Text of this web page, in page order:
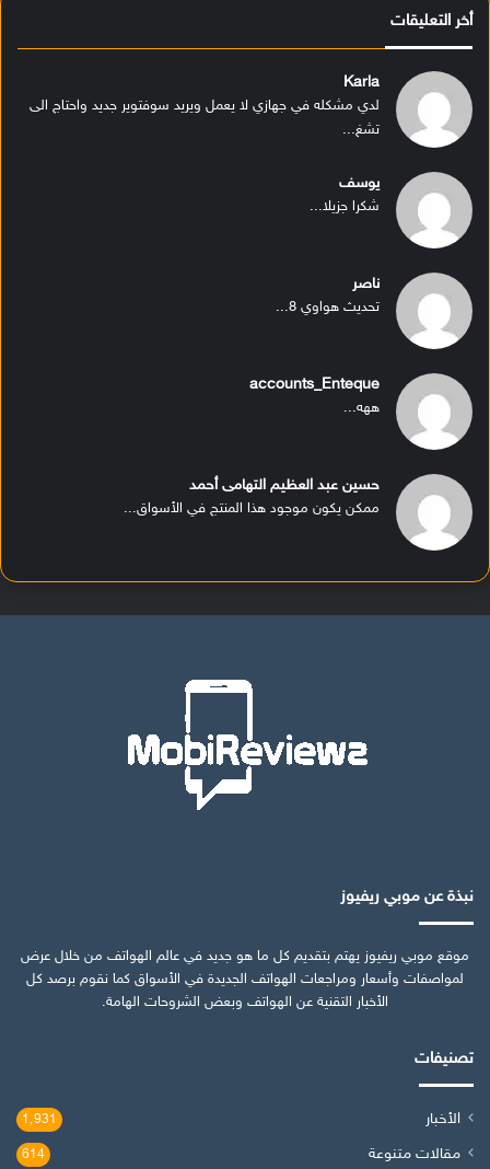
أخر التعليقات
Karla
لدي مشكله في جهازي لا يعمل ويريد سوفتوير جديد واحتاج الى
تشغ...
يوسف
شكرا جزيلا...
ناصر
تحديث هواوي 8...
accounts_Enteque
ههه...
حسين عبد العظيم التهامى أحمد
ممكن يكون موجود هذا المنتج في الأسواق...
نبذة عن موبي ريفيوز
موقع موبي ريفيوز يهتم بتقديم كل ما هو جديد في عالم الهواتف من خلال عرض
لمواصفات وأسعار ومراجعات الهواتف الجديدة في الأسواق كما نقوم برصد كل
الأخبار التقنية عن الهواتف وبعض الشروحات الهامة.
تصنيفات
الأخبار 1٬931
مقالات متنوعة 614